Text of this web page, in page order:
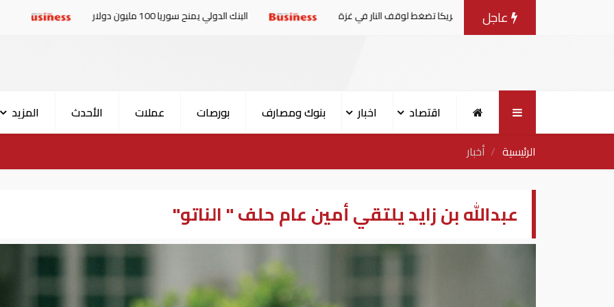
عاجل
مع إسرائيل.. وأمريكا تضغط لوقف النار في غزة البنك الدولي يمنح سوريا 100 مليون دولار الإمارات والبرلمان
اقتصاد اخبار بنوك ومصارف بورصات عملات الأحدث المزيد
الرئيسية
أخبار
عبدالله بن زايد يلتقي أمين عام حلف " الناتو"